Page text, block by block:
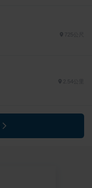
725公尺
2.54公里